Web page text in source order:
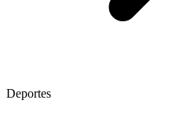
Deportes